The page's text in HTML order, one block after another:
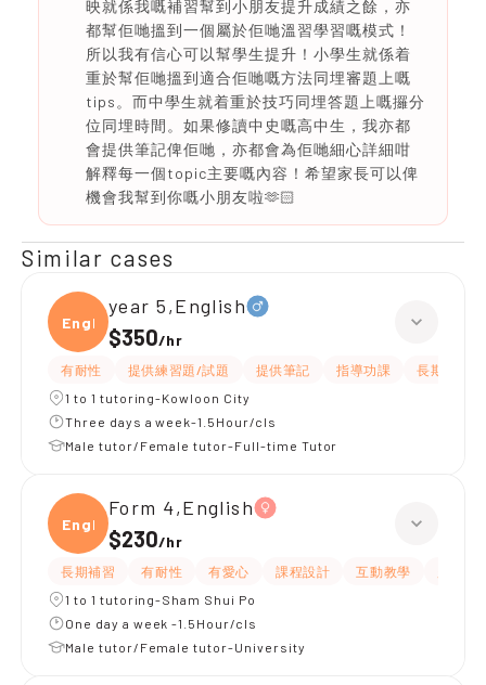
映就係我嘅補習幫到小朋友提升成績之餘，亦
都幫佢哋搵到一個屬於佢哋溫習學習嘅模式！
所以我有信心可以幫學生提升！小學生就係着
重於幫佢哋搵到適合佢哋嘅方法同埋審題上嘅
tips。而中學生就着重於技巧同埋答題上嘅攞分
位同埋時間。如果修讀中史嘅高中生，我亦都
會提供筆記俾佢哋，亦都會為佢哋細心詳細咁
解釋每一個topic主要嘅內容！希望家長可以俾
機會我幫到你嘅小朋友啦🫶🏻
Similar cases
Engli
year 5,English
$350/hr
有耐性 提供練習題/試題 提供筆記 指導功課
長期補習
1 to 1 tutoring-Kowloon City
Three days a week-1.5Hour/cls
Male tutor/Female tutor-Full-time Tutor
Engli
Form 4,English
$230/hr
長期補習 有耐性 有愛心 課程設計 互動教學
1 to 1 tutoring-Sham Shui Po
One day a week -1.5Hour/cls
Male tutor/Female tutor-University